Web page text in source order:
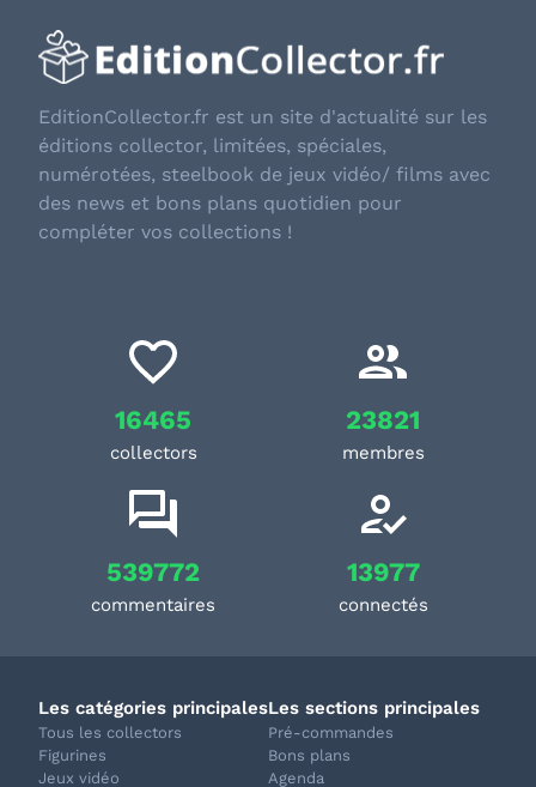
EditionCollector.fr est un site d'actualité sur les
éditions collector, limitées, spéciales,
numérotées, steelbook de jeux vidéo/ films avec
des news et bons plans quotidien pour
compléter vos collections !
16465
collectors
23821
membres
539772
commentaires
13977
connectés
Les catégories principales
Tous les collectors
Figurines
Jeux vidéo
Les sections principales
Pré-commandes
Bons plans
Agenda